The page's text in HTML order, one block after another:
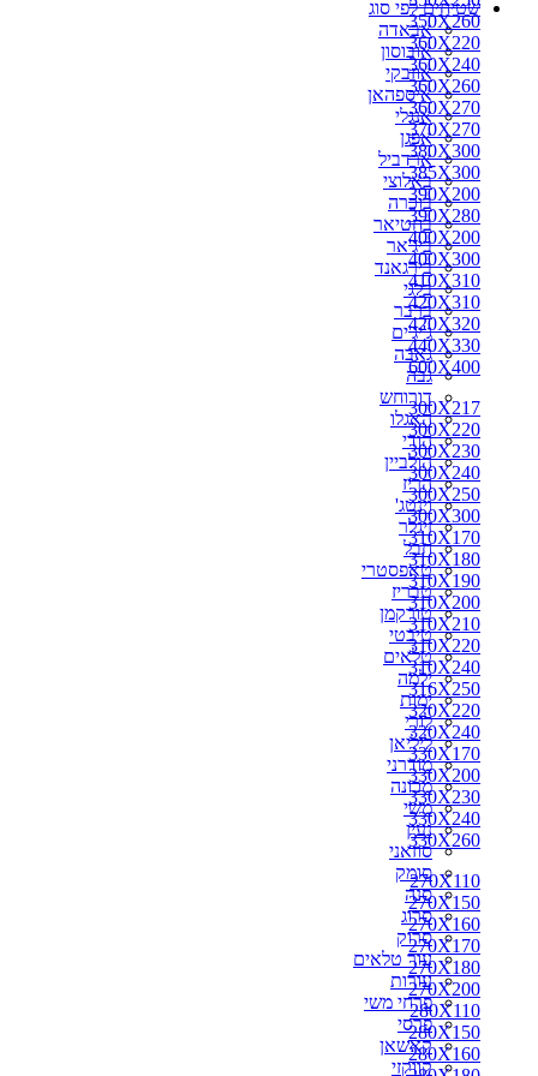
שטיחים לפי סוג
אבאדה
אובוסון
אוזבקי
איספהאן
אנגלי
אפגן
ארדביל
באלוצי
בוכרה
בחטיאר
ביג'אר
בירגאנד
בלגי
ברבר
ג'יג'ים
גאבה
גבה
דורוחש
האגלו
הודי
הולביין
הריז
וינטג'
זיגלר
חבל
טאפסטרי
טבריז
טורקמן
טיבטי
טלאים
ילמה
ימות
לורי
ליליאן
מודרני
מכונה
משי
נעין
סוזאני
סומק
סנה
סרוג
סרוק
עור טלאים
עורות
פרחי משי
פרסי
קאשאן
קווקזי
350X260
360X220
360X240
360X260
360X270
370X270
380X300
385X300
390X200
390X280
400X200
400X300
410X310
420X310
420X320
440X330
600X400
300X217
300X220
300X230
300X240
300X250
300X300
310X170
310X180
310X190
310X200
310X210
310X220
310X240
316X250
320X220
320X240
330X170
330X200
330X230
330X240
330X260
270X110
270X150
270X160
270X170
270X180
270X200
280X110
280X150
280X160
270X150
270X160
270X170
270X200
280X160
280X180
280X200
290X180
300X180
310X190
310X210
350X250
360X220
360X260
370X270
400X300